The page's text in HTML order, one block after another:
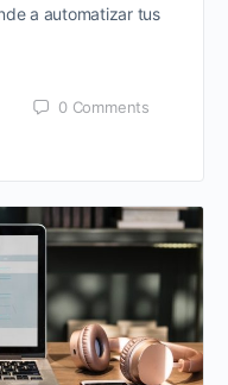
a automatizar tus
0 Comments